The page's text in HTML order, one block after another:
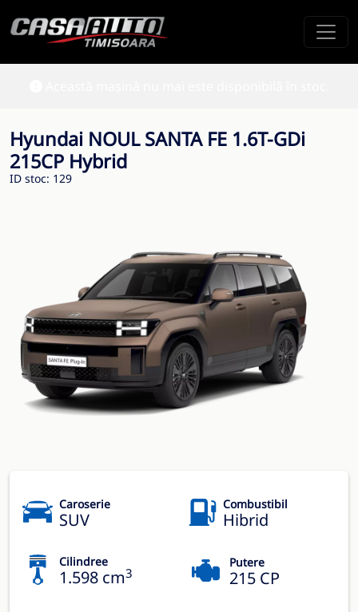
Hyundai NOUL SANTA FE 1.6T-GDi
215CP Hybrid
ID stoc: 129
Caroserie
SUV
Combustibil
Hibrid
Cilindree
1.598 cm3
Putere
215 CP